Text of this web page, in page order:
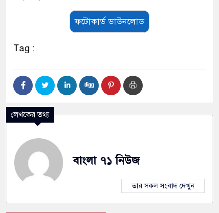
ফটোকার্ড ডাউনলোড
Tag :
লেখকের তথ্য
বাংলা ৭১ নিউজ
তার সকল সংবাদ দেখুন